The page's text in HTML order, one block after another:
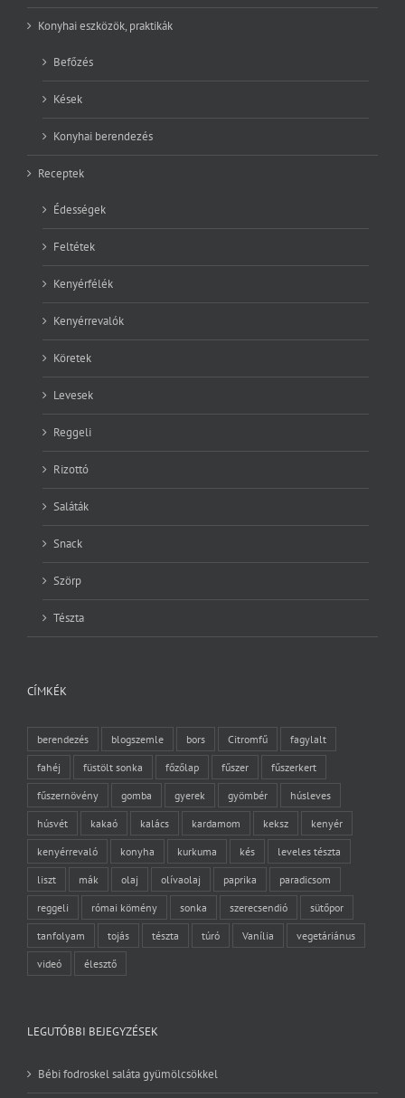
Konyhai eszközök, praktikák
Befőzés
Kések
Konyhai berendezés
Receptek
Édességek
Feltétek
Kenyérfélék
Kenyérrevalók
Köretek
Levesek
Reggeli
Rizottó
Saláták
Snack
Szörp
Tészta
CÍMKÉK
berendezés blogszemle bors Citromfű fagylalt
fahéj füstölt sonka főzőlap fűszer fűszerkert
fűszernövény gomba gyerek gyömbér húsleves
húsvét kakaó kalács kardamom keksz kenyér
kenyérrevaló konyha kurkuma kés leveles tészta
liszt mák olaj olívaolaj paprika paradicsom
reggeli római kömény sonka szerecsendió sütőpor
tanfolyam tojás tészta túró Vanília vegetáriánus
videó élesztő
LEGUTÓBBI BEJEGYZÉSEK
Bébi fodroskel saláta gyümölcsökkel